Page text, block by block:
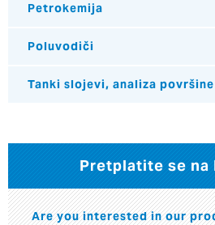
Petrokemija
Poluvodiči
Tanki slojevi, analiza površine
Pretplatite se na
Are you interested in our